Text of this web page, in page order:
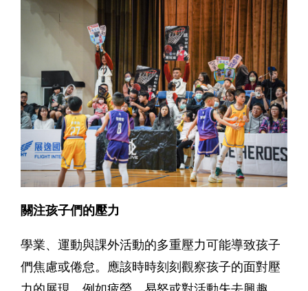
關注孩子們的壓力
學業、運動與課外活動的多重壓力可能導致孩子
們焦慮或倦怠。應該時時刻刻觀察孩子的面對壓